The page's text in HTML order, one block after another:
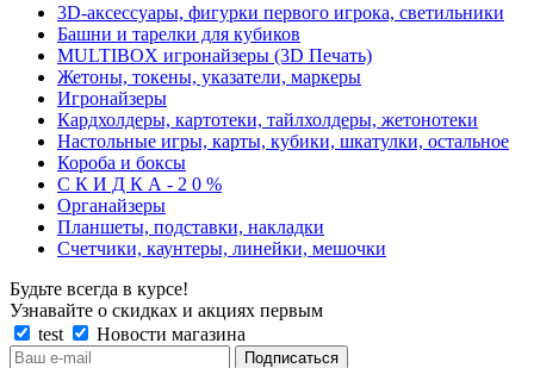
3D-аксессуары, фигурки первого игрока, светильники
Башни и тарелки для кубиков
MULTIBOX игронайзеры (3D Печать)
Жетоны, токены, указатели, маркеры
Игронайзеры
Кардхолдеры, картотеки, тайлхолдеры, жетонотеки
Настольные игры, карты, кубики, шкатулки, остальное
Короба и боксы
С К И Д К А - 2 0 %
Органайзеры
Планшеты, подставки, накладки
Счетчики, каунтеры, линейки, мешочки
Будьте всегда в курсе!
Узнавайте о скидках и акциях первым
test
Новости магазина